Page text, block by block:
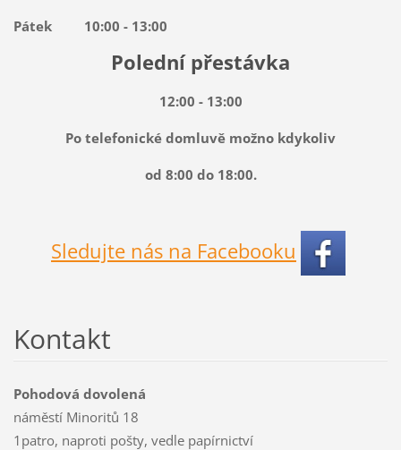
Pátek 10:00 - 13:00
Polední přestávka
12:00 - 13:00
Po telefonické domluvě možno kdykoliv
od 8:00 do 18:00.
Sledujte nás na Facebooku
Kontakt
Pohodová dovolená
náměstí Minoritů 18
1patro, naproti pošty, vedle papírnictví